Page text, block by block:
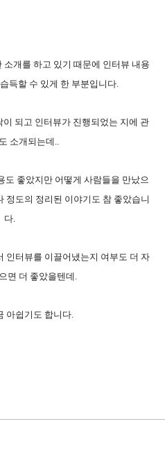
개를 하고 있기 때문에 인터뷰 내용
득할 수 있게 한 부분입니다.
되고 인터뷰가 진행되었는 지에 관
소개되는데..
도 좋았지만 어떻게 사람들을 만났으
정도의 정리된 이야기도 참 좋았습니
다.
인터뷰를 이끌어냈는지 여부도 더 자
면 더 좋았을텐데.
아쉽기도 합니다.